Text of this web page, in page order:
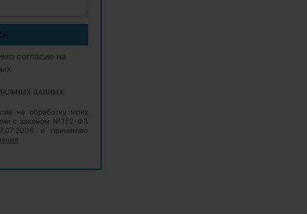
согласие на
ДАННЫХ
на обработку моих
с законом №152-ФЗ
и принимаю